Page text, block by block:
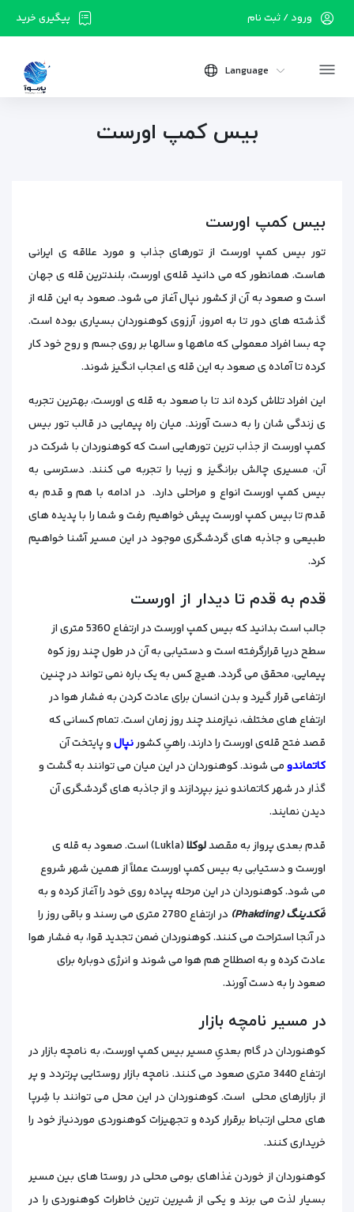
پیگیری خرید ورود / ثبت نام
Language
بیس کمپ اورست
بیس کمپ اورست
تور بیس کمپ اورست از تورهای جذاب و مورد علاقه ی ایرانی
هاست. همانطور که می‌ دانید قله‌ی اورست، بلندترین قله‌ ی جهان
است و صعود به آن از کشور نپال آغاز می‌ شود. صعود به این قله از
گذشته‌ های دور تا به امروز، آرزوی کوهنوردان بسیاری بوده است.
چه‌ بسا افراد معمولی که ماهها و سالها بر روی جسم و روح خود کار
کرده تا آماده‌ ی صعود به این قله‌ ی اعجاب‌ انگیز شوند.
این افراد تلاش کرده اند تا با صعود به قله ی اورست، بهترین تجربه‌
ی زندگی‌ شان را به دست آورند. میان راه‌ پیمایی در قالب تور بیس
کمپ اورست از جذاب‌ ترین تورهایی است که کوهنوردان با شرکت در
آن، مسیری چالش برانگیز و زیبا را تجربه می کنند. دسترسی به
بیس کمپ اورست انواع و مراحلی دارد. در ادامه با هم و قدم‌ به‌
قدم تا بیس کمپ اورست پیش خواهیم رفت و شما را با پدیده‌ های
طبیعی و جاذبه‌ های گردشگری موجود در این مسیر آشنا خواهیم
کرد.
قدم‌ به‌ قدم تا دیدار از اورست
جالب است بدانید که بیس کمپ اورست در ارتفاع 5360 متری از
سطح دریا قرارگرفته است و دستیابی به آن در طول چند روز کوه
پیمایی، محقق می گردد. هیچ‌ کس به‌ یک‌ باره نمی‌ تواند در چنین
ارتفاعی قرار گیرد و بدن انسان برای عادت کردن به فشار هوا در
ارتفاع‌ های مختلف، نیازمند چند روز زمان است. تمام کسانی که
قصد فتح قله‌ی اورست را دارند، راهیِ کشورنپالو پایتخت آن
کاتماندومی‌ شوند. کوهنوردان در این میان می‌ توانند به گشت‌ و
گذار در شهر کاتماندو نیز بپردازند و از جاذبه‌ های گردشگری آن
دیدن نمایند.
قدم بعدی پرواز به مقصدلوکلا
(Lukla) است. صعود به قله‌ ی
اورست و دستیابی به بیس کمپ اورست عملاً از همین شهر شروع
می‌ شود. کوهنوردان در این مرحله پیاده‌ روی خود را آغاز کرده و به
فَکدینگ (Phakding)
در ارتفاع 2780 متری می‌ رسند و باقی روز را
در آنجا استراحت می‌ کنند. کوهنوردان ضمن تجدید قوا، به فشار هوا
عادت کرده و به اصطلاح هم هوا می شوند و انرژی دوباره برای
صعود را به دست آورند.
در مسیر نامچه بازار
کوهنوردان در گام بعدیِ مسیر بیس کمپ اورست، به نامچه بازار در
ارتفاع 3440 متری صعود می کنند. نامچه بازار روستایی پرتردد و پر
از بازارهای محلی است. کوهنوردان در این محل می‌ توانند با شِرپا
های محلی ارتباط برقرار کرده و تجهیزات کوهنوردی موردنیاز خود را
خریداری کنند.
کوهنوردان از خوردن غذاهای بومی محلی در روستا های بین مسیر
بسیار لذت‌ می برند و یکی از شیرین ترین خاطرات کوهنوردی را در